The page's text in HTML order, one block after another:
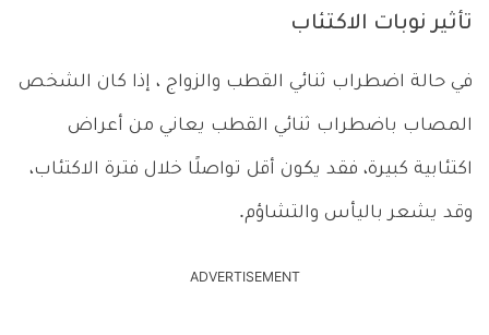
تأثير نوبات الاكتئاب
في حالة اضطراب ثنائي القطب والزواج ، إذا كان الشخص
المصاب باضطراب ثنائي القطب يعاني من أعراض
اكتئابية كبيرة، فقد يكون أقل تواصلًا خلال فترة الاكتئاب،
وقد يشعر باليأس والتشاؤم.
ADVERTISEMENT